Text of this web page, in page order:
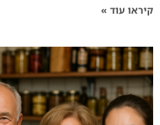
קיראו עוד »